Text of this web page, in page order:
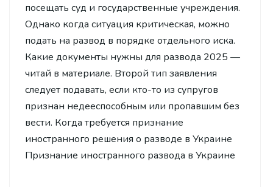
посещать суд и государственные учреждения.
Однако когда ситуация критическая, можно
подать на развод в порядке отдельного иска.
Какие документы нужны для развода 2025 —
читай в материале. Второй тип заявления
следует подавать, если кто-то из супругов
признан недееспособным или пропавшим без
вести. Когда требуется признание
иностранного решения о разводе в Украине
Признание иностранного развода в Украине